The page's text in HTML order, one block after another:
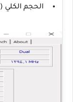
الحجم الكلي (Size).